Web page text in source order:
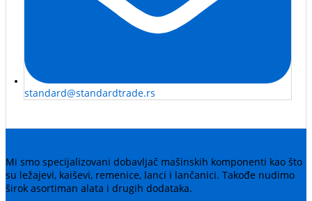
standard@standardtrade.rs
Mi smo specijalizovani dobavljač mašinskih komponenti kao što
su ležajevi, kaiševi, remenice, lanci i lančanici. Takođe nudimo
širok asortiman alata i drugih dodataka.